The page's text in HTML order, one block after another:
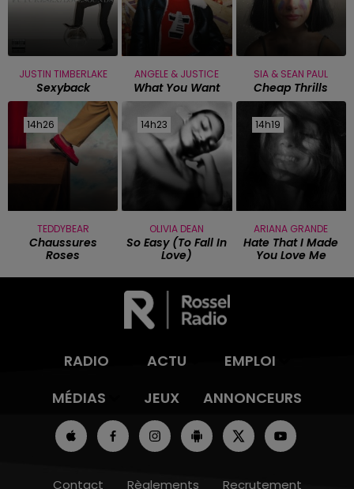
JUSTIN TIMBERLAKE
Sexyback
ANGELE & JUSTICE
What You Want
SIA & SEAN PAUL
Cheap Thrills
14h26
14h26
TEDDYBEAR
Chaussures
Roses
14h23
14h23
OLIVIA DEAN
So Easy (to Fall In
Love)
14h19
14h19
ARIANA GRANDE
Hate That I Made
You Love Me
RADIO ACTU
EMPLOI
MÉDIAS
JEUX ANNONCEURS
Contact Règlements Recrutement